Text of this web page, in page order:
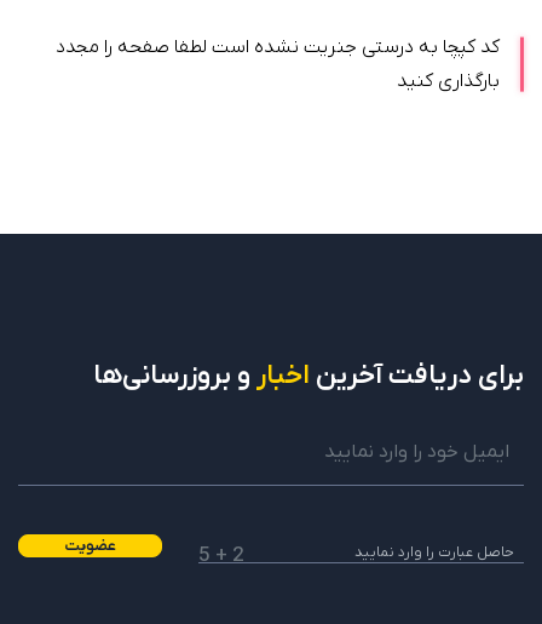
کد کپچا به درستی جنریت نشده است لطفا صفحه را مجدد
بارگذاری کنید
برای دریافتآخرین اخبار و بروزرسانی‌ها
2 + 5 عضویت